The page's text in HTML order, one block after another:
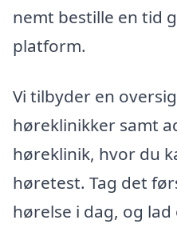
nemt bestille en tid
platform.
Vi tilbyder en
høreklinikker samt
høreklinik, hvor du
høretest. Tag det
hørelse i dag, og